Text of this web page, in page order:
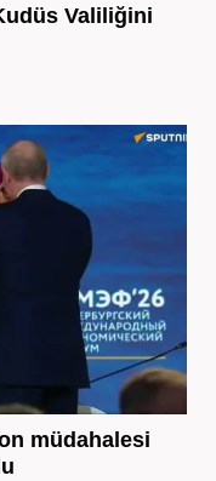
Valiliğini
müdahalesi